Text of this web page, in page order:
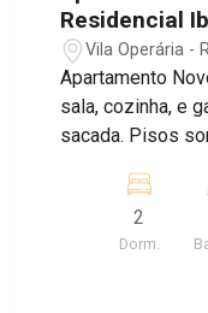
Residencial
Rio Claro/SP
Vila Operária -
Apartamento
sala, cozinha, e
sacada. Pisos
espaço pets,
2
Dorm.